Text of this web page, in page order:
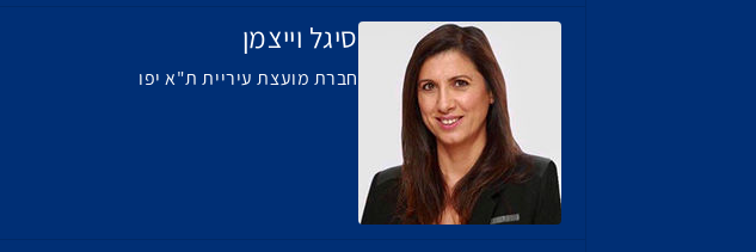
סיגל וייצמן
חברת מועצת עיריית ת"א יפו